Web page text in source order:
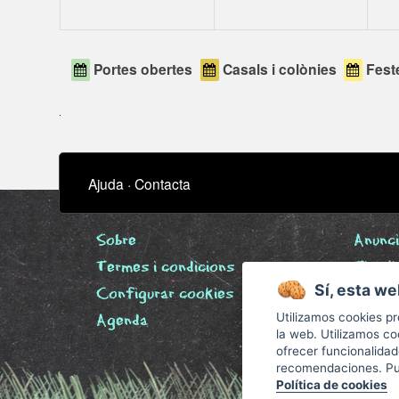
Portes obertes Casals i colònies
Ajuda · Contacta
Sobre
Termes i condicions
Configurar cookies
Agenda
Sí, esta
Utilizamos cookies
la web. Utilizamos
ofrecer
recomendaciones.
Política de cookies